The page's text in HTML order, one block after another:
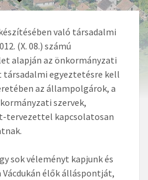
való társadalmi
(X. 08.) számú
alapján az önkormányzati
egyeztetésre kell
az állampolgárok, a
szervek,
tervezettel kapcsolatosan
sok véleményt kapjunk és
élők álláspontját,